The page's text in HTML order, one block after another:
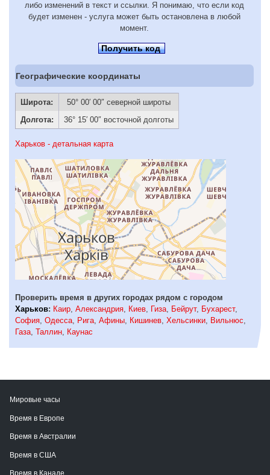
либо изменений в текст и ссылки. Я понимаю, что если код
будет изменен - услуга может быть остановлена в любой
момент.
Получить код
Географические координаты
Широта:
50° 00′ 00″ северной широты
Долгота:
36° 15′ 00″ восточной долготы
Харьков - детальная карта
Проверить время в других городах рядом с городом
Харьков: Каир Александрия Киев Гиза Бейрут, Бухарест,
София Одесса Рига Афины Кишинев Хельсинки Вильнюс
Газа Таллин Каунас
Мировые часы
Время в Европе
Время в Австралии
Время в США
Время в Канаде